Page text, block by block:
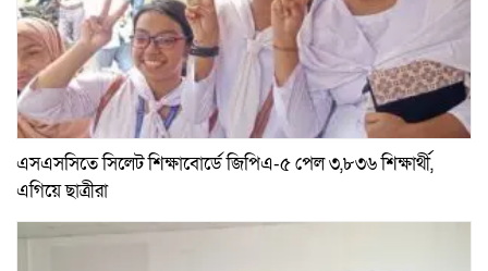
এসএসসিতে সিলেট শিক্ষাবোর্ডে জিপিএ-৫ পেল ৩,৮৩৬ শিক্ষার্থী,
এগিয়ে ছাত্রীরা